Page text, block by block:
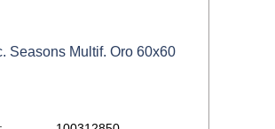
Seasons Multif. Oro 60x60